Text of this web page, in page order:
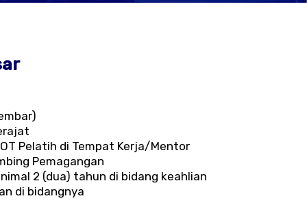
Pelatih di Tempat Kerja/Mentor
Pemagangan
2 (dua) tahun di bidang keahlian
di bidangnya